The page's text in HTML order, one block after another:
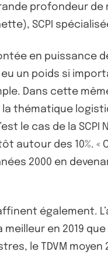
profondeur
SCPI
en puissance
eu un poids si
Dans cette
la thématique
le cas de la
autour des 10%.
2000 en
également.
meilleur en 2019
le TDVM moyen